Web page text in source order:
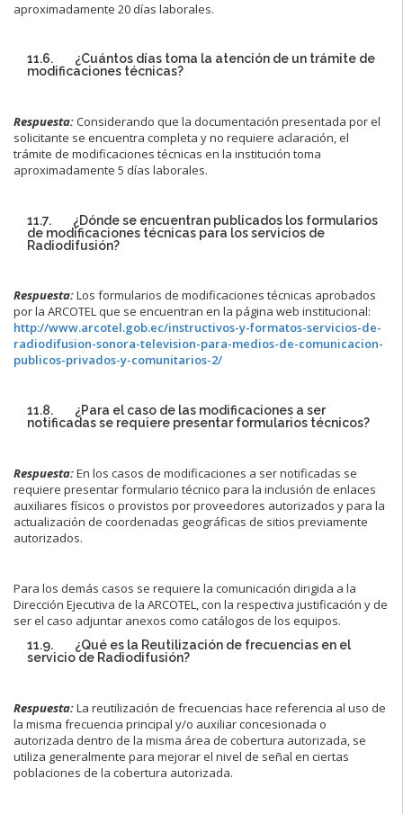
aproximadamente 20 días laborales.
11.6. ¿Cuántos días toma la atención de un trámite de
modificaciones técnicas?
Respuesta:Considerando que la documentación presentada por el
solicitante se encuentra completa y no requiere aclaración, el
trámite de modificaciones técnicas en la institución toma
aproximadamente 5 días laborales.
11.7. ¿Dónde se encuentran publicados los formularios
de modificaciones técnicas para los servicios de
Radiodifusión?
Respuesta:Los formularios de modificaciones técnicas aprobados
por la ARCOTEL que se encuentran en la página web institucional:
http://www.arcotel.gob.ec/instructivos-y-formatos-servicios-de-
radiodifusion-sonora-television-para-medios-de-comunicacion-
publicos-privados-y-comunitarios-2/
11.8. ¿Para el caso de las modificaciones a ser
notificadas se requiere presentar formularios técnicos?
Respuesta:En los casos de modificaciones a ser notificadas se
requiere presentar formulario técnico para la inclusión de enlaces
auxiliares físicos o provistos por proveedores autorizados y para la
actualización de coordenadas geográficas de sitios previamente
autorizados.
Para los demás casos se requiere la comunicación dirigida a la
Dirección Ejecutiva de la ARCOTEL, con la respectiva justificación y de
ser el caso adjuntar anexos como catálogos de los equipos.
11.9. ¿Qué es la Reutilización de frecuencias en el
servicio de Radiodifusión?
Respuesta:La reutilización de frecuencias hace referencia al uso de
la misma frecuencia principal y/o auxiliar concesionada o
autorizada dentro de la misma área de cobertura autorizada, se
utiliza generalmente para mejorar el nivel de señal en ciertas
poblaciones de la cobertura autorizada.